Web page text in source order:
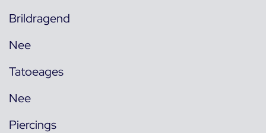
Brildragend
Nee
Tatoeages
Nee
Piercings